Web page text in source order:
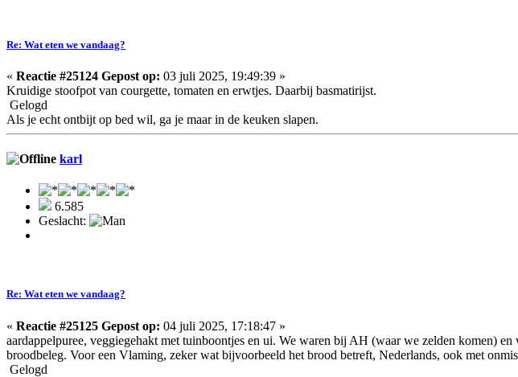
Re: Wat eten we vandaag?
« Reactie #25124 Gepost op: 03 juli 2025, 19:49:39 »
Kruidige stoofpot van courgette, tomaten en erwtjes. Daarbij basmatirijst.
Gelogd
Als je echt ontbijt op bed wil, ga je maar in de keuken slapen.
karl
6.585
Geslacht:
Re: Wat eten we vandaag?
« Reactie #25125 Gepost op: 04 juli 2025, 17:18:47 »
aardappelpuree, veggiegehakt met tuinboontjes en ui. We waren bij AH (waar we zelden komen)
broodbeleg. Voor een Vlaming, zeker wat bijvoorbeeld het brood betreft, Nederlands, ook met
Gelogd